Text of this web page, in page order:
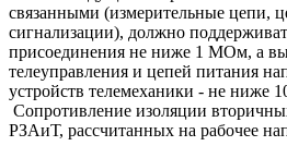
связанными (измерительные цепи,
сигнализации), должно
присоединения не ниже 1 МОм, а
телеуправления и цепей питания
устройств телемеханики - не ниже
Сопротивление изоляции
РЗАиТ, рассчитанных на рабочее